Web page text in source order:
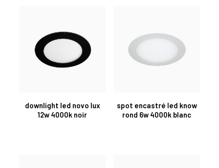
downlight led novo lux
12w 4000k noir
spot encastré led know
rond 6w 4000k blanc